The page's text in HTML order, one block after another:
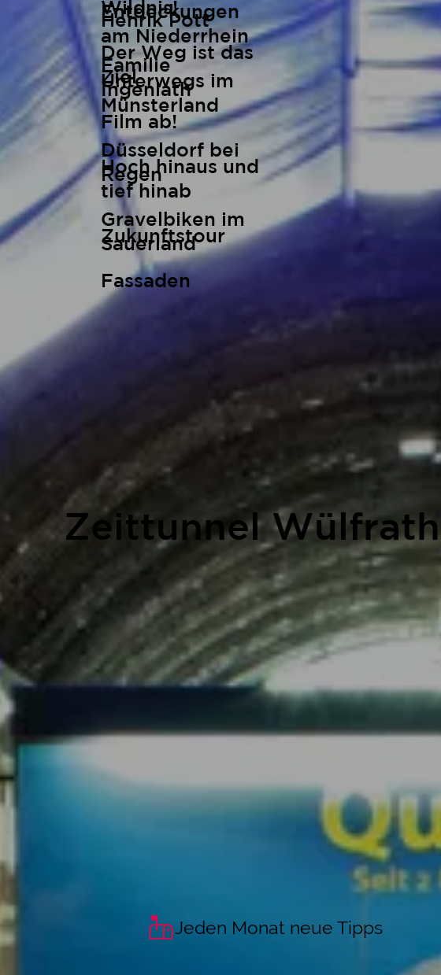
Wildnis!
Der Weg ist das
Ziel
Film ab!
Hoch hinaus und
tief hinab
Zukunftstour
Fassaden
Henrik Pott
Familie
Ingenlath
Entdeckungen
am Niederrhein
Unterwegs im
Münsterland
Düsseldorf bei
Regen
Gravelbiken im
Sauerland
Zeittunnel Wülfrath
Jeden Monat neue Tipps